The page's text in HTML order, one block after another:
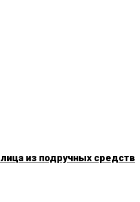
из подручных средств